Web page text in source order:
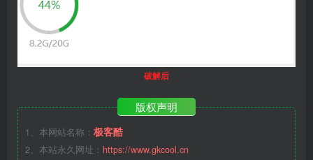
破解后
版权声明
1、本网站名称： 极客酷
2、本站永久网址： https://www.gkcool.cn